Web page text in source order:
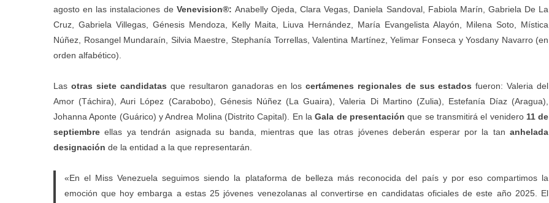
agosto en las instalaciones de Venevision®: Anabelly Ojeda, Clara Vegas, Daniela Sandoval, Fabiola Marín, Gabriela De La
Cruz, Gabriela Villegas, Génesis Mendoza, Kelly Maita, Liuva Hernández, María Evangelista Alayón, Milena Soto, Mística
Núñez, Rosangel Mundaraín, Silvia Maestre, Stephanía Torrellas, Valentina Martínez, Yelimar Fonseca y Yosdany Navarro (en
orden alfabético).
Las otras siete candidatas que resultaron ganadoras en los certámenes regionales de sus estadosfueron: Valeria del
Amor (Táchira), Auri López (Carabobo), Génesis Núñez (La Guaira), Valeria Di Martino (Zulia), Estefanía Díaz (Aragua),
Johanna Aponte (Guárico) y Andrea Molina (Distrito Capital). En laGala de presentación que se transmitirá el venidero 11 de
septiembre ellas ya tendrán asignada su banda, mientras que las otras jóvenes deberán esperar por la tananhelada
designación de la entidad a la que representarán.
«En el Miss Venezuela seguimos siendo la plataforma de belleza más reconocida del país y por eso compartimos la
emoción que hoy embarga a estas 25 jóvenes venezolanas al convertirse en candidatas oficiales de este año 2025. El